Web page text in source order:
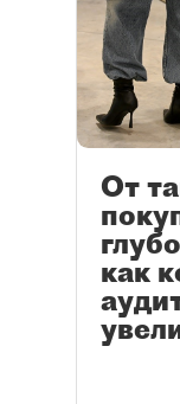
От
как